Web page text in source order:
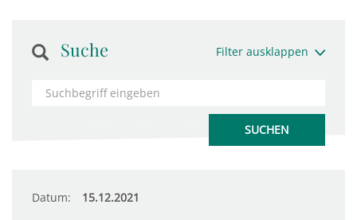
Suche Filter ausklappen
Datum: 15.12.2021